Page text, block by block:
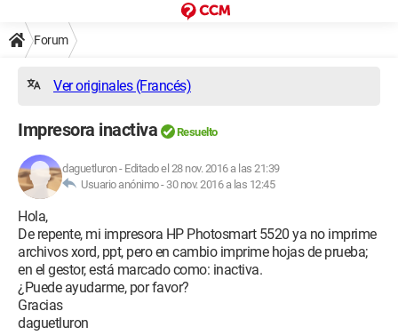
Forum
Ver originales (Francés)
Impresora inactiva Resuelto
daguetluron- Editado el 28 nov. 2016 a las 21:39
Usuario anónimo - 30 nov. 2016 a las 12:45
Hola,
De repente, mi impresora HP Photosmart 5520 ya no imprime
archivos xord, ppt, pero en cambio imprime hojas de prueba;
en el gestor, está marcado como: inactiva.
¿Puede ayudarme, por favor?
Gracias
daguetluron